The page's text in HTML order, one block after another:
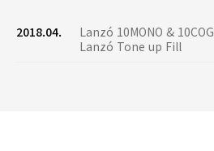
2018.04.
Lanzó 10MONO & 10COG
Lanzó Tone up Fill